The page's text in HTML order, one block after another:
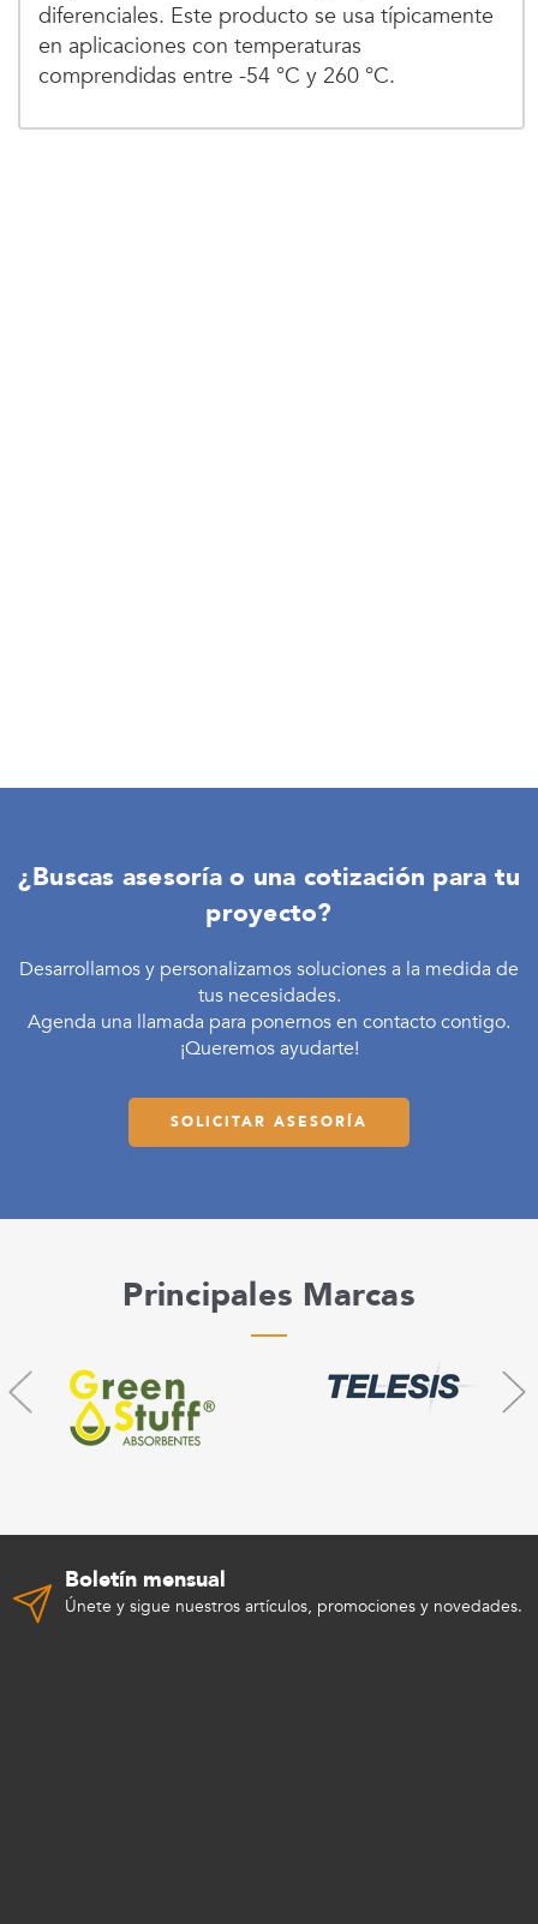
diferenciales. Este producto se usa típicamente
en aplicaciones con temperaturas
comprendidas entre -54 °C y 260 °C.
¿Buscas asesoría o una cotización para tu
proyecto?
Desarrollamos y personalizamos soluciones a la medida de
tus necesidades.
Agenda una llamada para ponernos en contacto contigo.
¡Queremos ayudarte!
SOLICITAR ASESORÍA
Principales Marcas
Boletín mensual
Únete y sigue nuestros artículos, promociones y novedades.